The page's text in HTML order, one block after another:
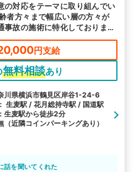
の対応をテーマに取り組んでい
者方々まで幅広い層の方々が
故の施術に特化しております
さい。
円支給
無料相談あり
川県横浜市鶴見区岸谷1-24-6
生麦駅 / 花月総持寺駅 / 国道駅
生麦駅から徒歩2分
（近隣コインパーキングあり）
話を聞いてくれた